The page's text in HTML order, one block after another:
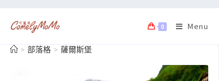
0 Menu
> 部落格 > 薩爾斯堡